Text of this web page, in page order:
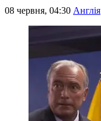
08 червня, 04:30 Англія